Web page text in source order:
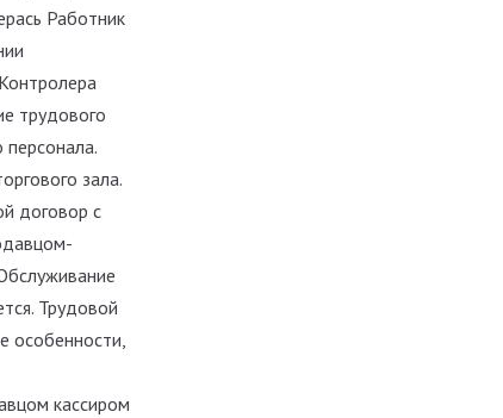
Работник
трудового
зала.
договор с
Трудовой
особенности,
кассиром